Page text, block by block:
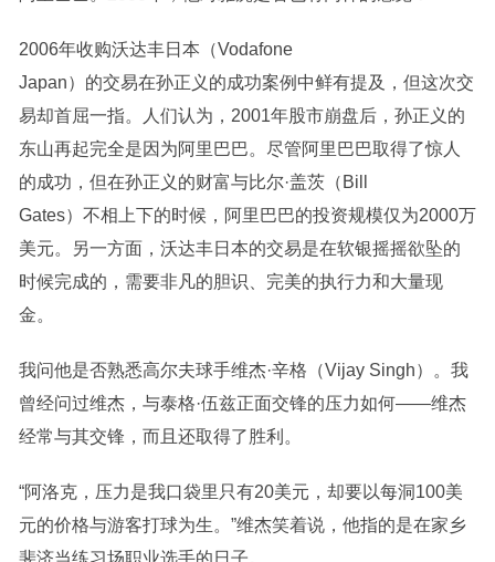
2006年收购沃达丰日本（Vodafone
Japan）的交易在孙正义的成功案例中鲜有提及，但这次交
易却首屈一指。人们认为，2001年股市崩盘后，孙正义的
东山再起完全是因为阿里巴巴。尽管阿里巴巴取得了惊人
的成功，但在孙正义的财富与比尔·盖茨（Bill
Gates）不相上下的时候，阿里巴巴的投资规模仅为2000万
美元。另一方面，沃达丰日本的交易是在软银摇摇欲坠的
时候完成的，需要非凡的胆识、完美的执行力和大量现
金。
我问他是否熟悉高尔夫球手维杰·辛格（Vijay Singh）。我
曾经问过维杰，与泰格·伍兹正面交锋的压力如何——维杰
经常与其交锋，而且还取得了胜利。
“阿洛克，压力是我口袋里只有20美元，却要以每洞100美
元的价格与游客打球为生。”维杰笑着说，他指的是在家乡